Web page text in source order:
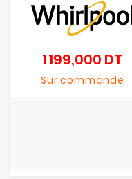
1 199,000 DT
Sur commande